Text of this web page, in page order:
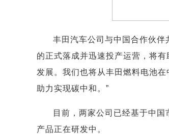
丰田汽车公司与中国合作伙
的正式落成并迅速投产运营，将
发展。我们也将从丰田燃料电池
助力实现碳中和。”
目前，两家公司已经基于中
产品正在研发中。